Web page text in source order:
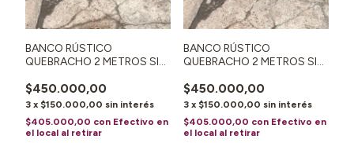
BANCO RÚSTICO
QUEBRACHO 2 METROS SIN
$450.000,00
3 x $150.000,00 sin interés
$405.000,00 con Efectivo en
el local al retirar
BANCO RÚSTICO
QUEBRACHO 2 METROS SIN
$450.000,00
3 x $150.000,00 sin interés
$405.000,00 con Efectivo en
el local al retirar